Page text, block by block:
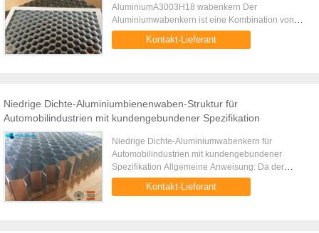
AluminiumA3003H18 wabenkern Der
Aluminiumwabenkern ist eine Kombination von
Bionik, hergestellt von der Aluminiumfolie und vom
speziellen Aluminiumbienenwabenknotenkleber
Kontakt-Lieferant
Niedrige Dichte-Aluminiumbienenwaben-Struktur für
Automobilindustrien mit kundengebundener Spezifikation
Niedrige Dichte-Aluminiumwabenkern für
Automobilindustrien mit kundengebundener
Spezifikation Allgemeine Anweisung: Da der
Aluminiumwabenkern mit dem Oberleder und den
Unterschalen kombiniert wird, ist sein ...
Kontakt-Lieferant